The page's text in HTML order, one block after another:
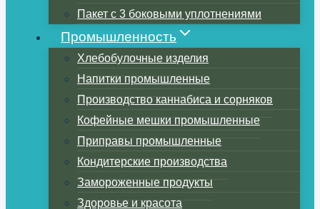
Пакет с 3 боковыми уплотнениями
Промышленность
Хлебобулочные изделия
Напитки промышленные
Производство каннабиса и сорняков
Кофейные мешки промышленные
Приправы промышленные
Кондитерские производства
Замороженные продукты
Здоровье и красота